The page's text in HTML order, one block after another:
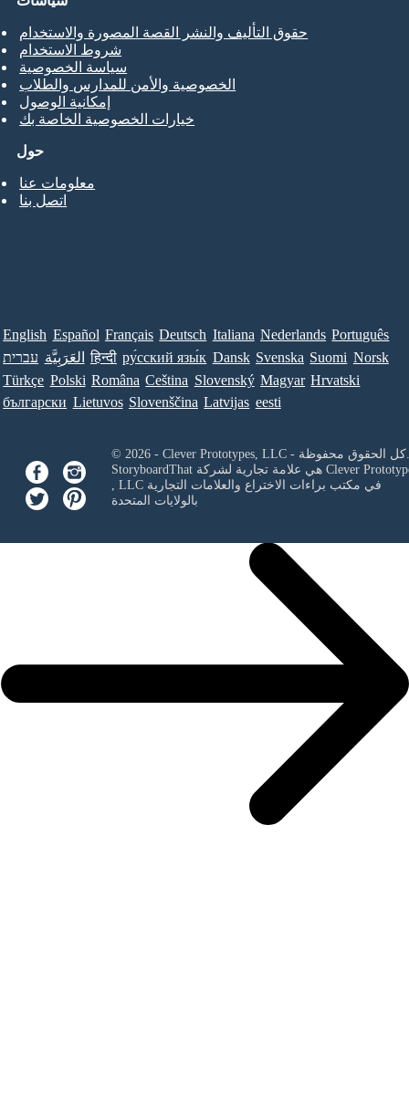
حول
معلومات عنا
اتصل بنا
حقوق التأليف والنشر القصة المصورة والاستخدام
شروط الاستخدام
سياسة الخصوصية
الخصوصية والأمن للمدارس والطلاب
إمكانية الوصول
خيارات الخصوصية الخاصة بك
English Español Français Deutsch Italiana Nederlands Português
עברית العَرَبِيَّة हिन्दी ру́сский язы́к Dansk Svenska Suomi Norsk
Türkçe Polski Româna Ceština Slovenský Magyar Hrvatski
български Lietuvos Slovenščina Latvijas eesti
© 2026 - Clever Prototypes, LLC - كل الحقوق محفوظة.
StoryboardThat هي علامة تجارية لشركة Clever
, LLCفي مكتب براءات الاختراع والعلامات التجارية
بالولايات المتحدة